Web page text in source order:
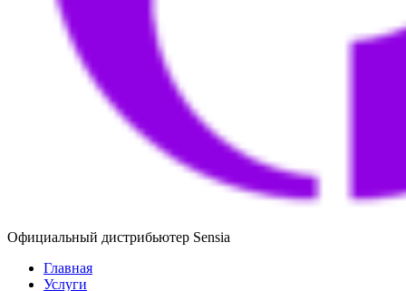
Официальный дистрибьютер Sensia
Главная
Услуги